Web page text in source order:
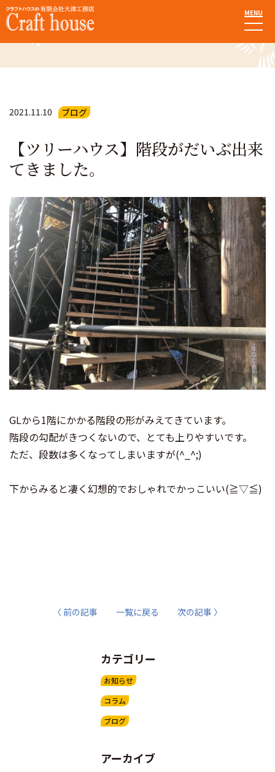
MENU
お知らせ・ブログ
2021.11.10 ブログ
【ツリーハウス】階段がだいぶ出来
てきました。
GLから1階にかかる階段の形がみえてきています。
階段の勾配がきつくないので、とても上りやすいです。
ただ、段数は多くなってしまいますが(^_^;)
下からみると凄く幻想的でおしゃれでかっこいい(≧▽≦)
〈 前の記事 一覧に戻る 次の記事 〉
カテゴリー
お知らせ
コラム
ブログ
アーカイブ